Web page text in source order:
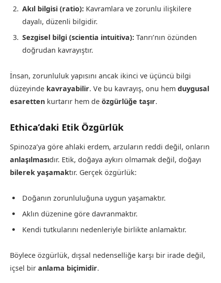
Akıl bilgisi (ratio): Kavramlara ve zorunlu ilişkilere
dayalı, düzenli bilgidir.
Sezgisel bilgi (scientia intuitiva): Tanrı’nın özünden
doğrudan kavrayıştır.
İnsan, zorunluluk yapısını ancak ikinci ve üçüncü bilgi
düzeyinde kavrayabilir. Ve bu kavrayış, onu hem duygusal
esaretten kurtarır hem de özgürlüğe taşır.
Ethica’daki Etik Özgürlük
Spinoza’ya göre ahlaki erdem, arzuların reddi değil, onların
anlaşılmasıdır. Etik, doğaya aykırı olmamak değil, doğayı
bilerek yaşamaktır. Gerçek özgürlük:
Doğanın zorunluluğuna uygun yaşamaktır.
Aklın düzenine göre davranmaktır.
Kendi tutkularını nedenleriyle birlikte anlamaktır.
Böylece özgürlük, dışsal nedenselliğe karşı bir irade değil,
içsel bir anlama biçimidir.